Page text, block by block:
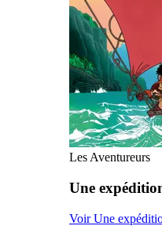
Les Aventureurs
Une
Voir Une